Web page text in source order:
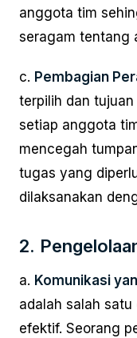
anggota tim
seragam tentang
c. Pembagian
terpilih dan
setiap anggota
mencegah
tugas yang
dilaksanakan
2.
a. Komunikasi
adalah salah
efektif. Seorang